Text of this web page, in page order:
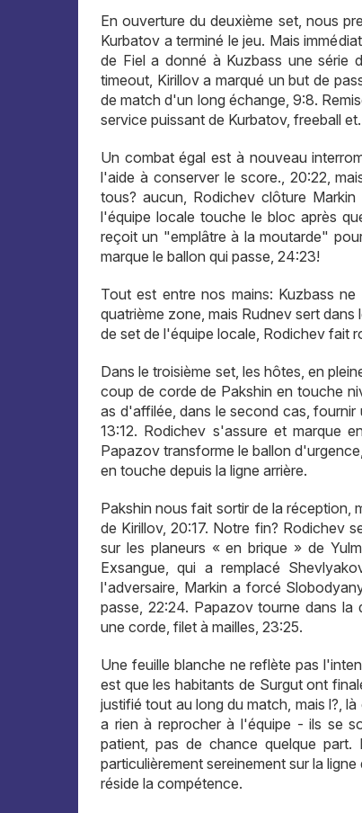
En ouverture du deuxième set, nous
Kurbatov a terminé le jeu. Mais
de Fiel a donné à Kuzbass une série
timeout, Kirillov a marqué un but de
de match d'un long échange, 9:8.
service puissant de Kurbatov, freeball
Un combat égal est à nouveau
l'aide à conserver le score., 20:22,
tous? aucun, Rodichev clôture
l'équipe locale touche le bloc après
reçoit un "emplâtre à la moutarde"
marque le ballon qui passe, 24:23!
Tout est entre nos mains: Kuzbass
quatrième zone, mais Rudnev sert
de set de l'équipe locale, Rodichev fait
Dans le troisième set, les hôtes, en
coup de corde de Pakshin en touche
as d'affilée, dans le second cas,
13:12. Rodichev s'assure et marque
Papazov transforme le ballon
en touche depuis la ligne arrière.
Pakshin nous fait sortir de la réception,
de Kirillov, 20:17. Notre fin? Rodichev
sur les planeurs « en brique » de
Exsangue, qui a remplacé
l'adversaire, Markin a forcé
passe, 22:24. Papazov tourne dans la
une corde, filet à mailles, 23:25.
Une feuille blanche ne reflète pas
est que les habitants de Surgut ont
justifié tout au long du match, mais l?,
a rien à reprocher à l'équipe - ils se
patient, pas de chance quelque
particulièrement sereinement sur la
réside la compétence.